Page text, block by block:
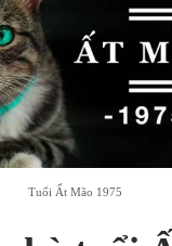
Tuổi Ất Mão 1975